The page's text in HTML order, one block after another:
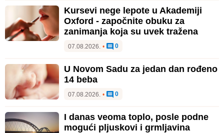
Kursevi nege lepote u Akademiji
Oxford - započnite obuku za
zanimanja koja su uvek tražena
07.08.2026. • 0
U Novom Sadu za jedan dan rođeno
14 beba
07.08.2026. • 0
I danas veoma toplo, posle podne
mogući pljuskovi i grmljavina